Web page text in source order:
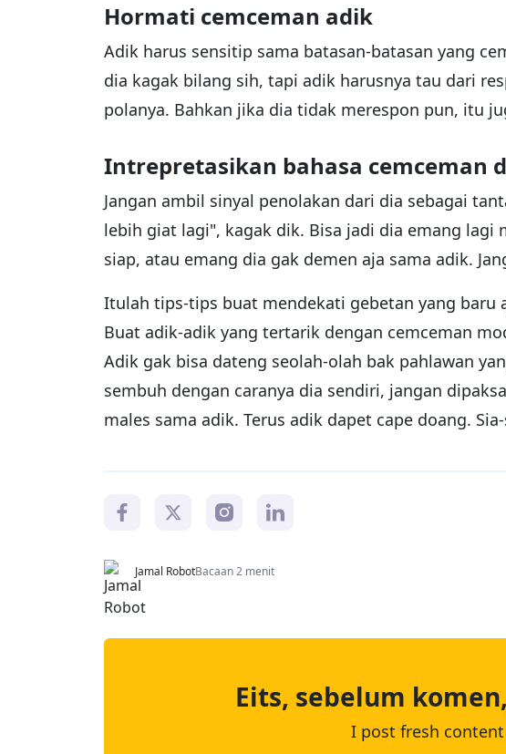
Hormati cemceman adik
Adik harus sensitip sama batasan-batasan yang
dia kagak bilang sih, tapi adik harusnya tau dari
polanya. Bahkan jika dia tidak merespon pun, itu
Intrepretasikan bahasa cemceman
Jangan ambil sinyal penolakan dari dia sebagai
lebih giat lagi", kagak dik. Bisa jadi dia emang lagi
siap, atau emang dia gak demen aja sama adik.
Itulah tips-tips buat mendekati gebetan yang baru
Buat adik-adik yang tertarik dengan cemceman
Adik gak bisa dateng seolah-olah bak pahlawan
sembuh dengan caranya dia sendiri, jangan
males sama adik. Terus adik dapet cape doang.
Jamal RobotBacaan 2 menit
Eits, sebelum
I post fresh content